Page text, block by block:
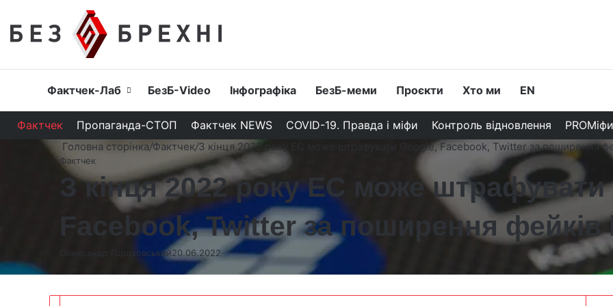
Головна
Фактчек-Лаб БезБ-Video Інфографіка БезБ-меми Проєкти Хто ми EN
Фактчек Пропаганда-СТОП Фактчек NEWS COVID-19. Правда і міфи Контроль відновлення PROМіфи
Головна сторінка/Фактчек/З кінця 2022 року ЕС може штрафувати Google, Facebook, Twitter за поширення
Фактчек
З кінця 2022 року ЕС може штрафувати
Facebook, Twitter за поширення фейків і
Олександр Гороховський20.06.2022